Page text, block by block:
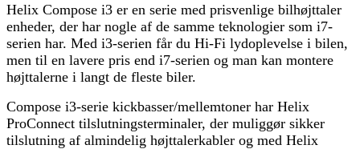
Helix Compose i3 er en serie med prisvenlige bilhøjttaler
enheder, der har nogle af de samme teknologier som i7-
serien har. Med i3-serien får du Hi-Fi lydoplevelse i bilen,
men til en lavere pris end i7-serien og man kan montere
højttalerne i langt de fleste biler.
Compose i3-serie kickbasser/mellemtoner har Helix
ProConnect tilslutningsterminaler, der muliggør sikker
tilslutning af almindelig højttalerkabler og med Helix